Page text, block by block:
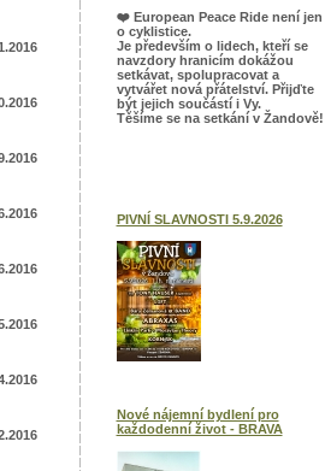
❤️European Peace Ride není jen
o cyklistice.
Je především o lidech, kteří se
navzdory hranicím dokážou
setkávat, spolupracovat a
vytvářet nová přátelství. Přijďte
být jejich součástí i Vy.
Těšíme se na setkání v Žandově!
PIVNÍ SLAVNOSTI 5.9.2026
Nové nájemní bydlení pro
každodenní život - BRAVA